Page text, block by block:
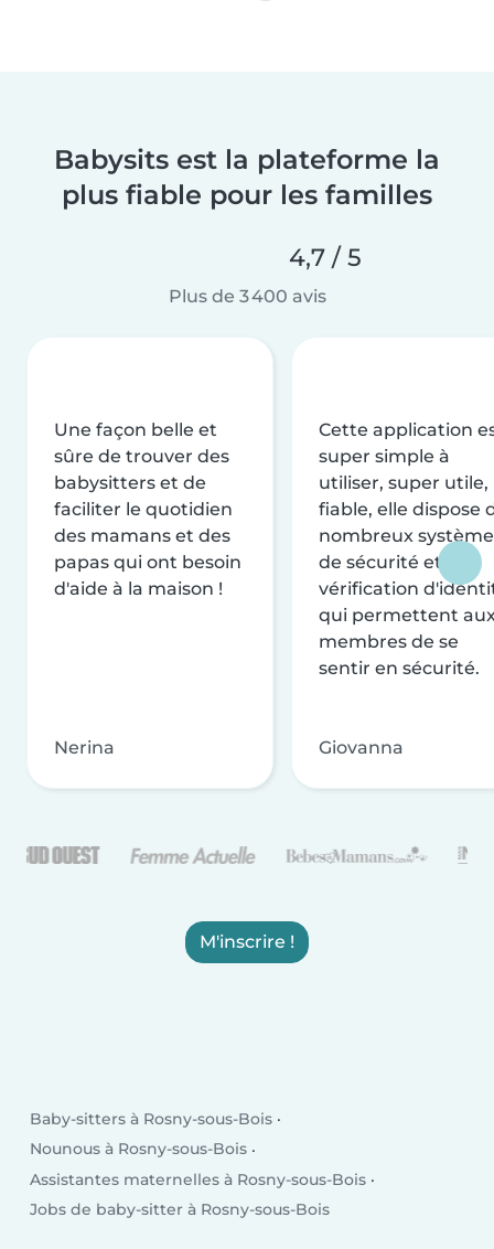
Babysits est la plateforme la
plus fiable pour les familles
4,7 / 5
Plus de 3 400 avis
Une façon belle et
sûre de trouver des
babysitters et de
faciliter le quotidien
des mamans et des
papas qui ont besoin
d'aide à la maison !
Nerina
Cette application
super simple à
utiliser, super utile,
fiable, elle dispose
nombreux
de sécurité et de
vérification
qui permettent
membres de se
sentir en sécurité.
Giovanna
M'inscrire !
Baby-sitters à Rosny-sous-Bois
Nounous à Rosny-sous-Bois
Assistantes maternelles à Rosny-sous-Bois
Jobs de baby-sitter à Rosny-sous-Bois